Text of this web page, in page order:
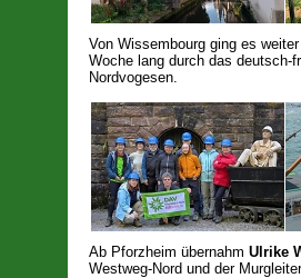
Von Wissembourg ging es
Woche lang durch das deutsch-
Nordvogesen.
Ab Pforzheim übernahm Ulrike
Westweg-Nord und der